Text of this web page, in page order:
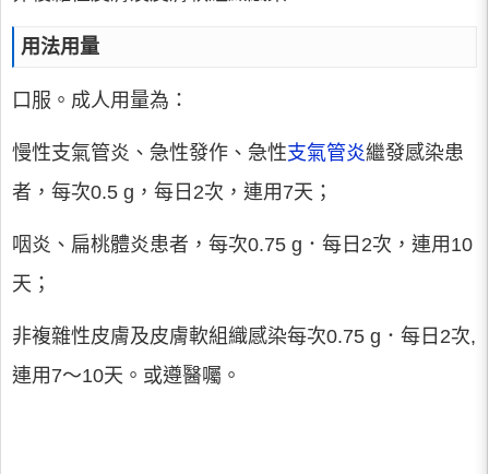
用法用量
口服。成人用量為：
慢性支氣管炎、急性發作、急性支氣管炎繼發感染患
者，每次0.5 g，每日2次，連用7天；
咽炎、扁桃體炎患者，每次0.75 g．每日2次，連用10
天；
非複雜性皮膚及皮膚軟組織感染每次0.75 g．每日2次,
連用7～10天。或遵醫囑。